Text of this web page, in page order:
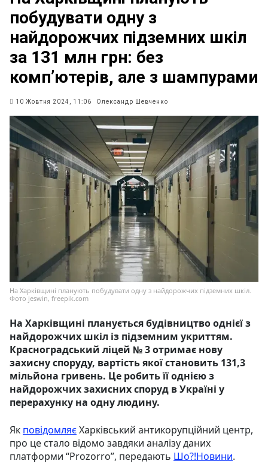
побудувати одну з
найдорожчих підземних шкіл
за 131 млн грн: без
комп’ютерів, але з шампурами
10 Жовтня 2024, 11:06 Олександр Шевченко
На Харківщині планують побудувати одну з найдорожчих підземних шкіл.
Фото jeswin, freepik.com
На Харківщині планується будівництво однієї з
найдорожчих шкіл із підземним укриттям.
Красноградський ліцей № 3 отримає нову
захисну споруду, вартість якої становить 131,3
мільйона гривень. Це робить її однією з
найдорожчих захисних споруд в Україні у
перерахунку на одну людину.
Як повідомляєХарківський антикорупційний центр,
про це стало відомо завдяки аналізу даних
платформи “Prozorro”, передають Шо?!Новини.